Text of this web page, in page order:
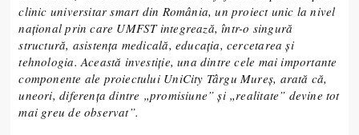
clinic universitar smart din România, un proiect unic la nivel
național prin care UMFST integrează, într-o singură
structură, asistența medicală, educația, cercetarea și
tehnologia. Această investiție, una dintre cele mai importante
componente ale proiectului UniCity Târgu Mureș, arată că,
uneori, diferența dintre „promisiune” și „realitate” devine tot
mai greu de observat”.